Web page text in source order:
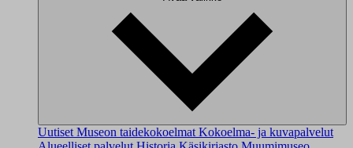
Uutiset Museon taidekokoelmat Kokoelma- ja kuvapalvelut